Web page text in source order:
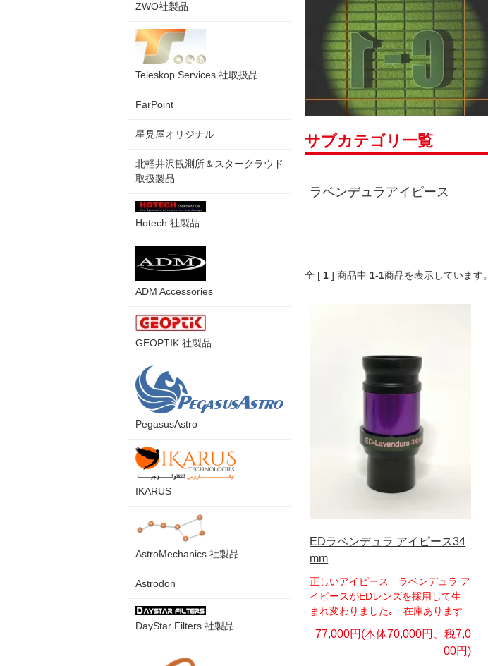
ZWO社製品
Teleskop Services 社取扱品
FarPoint
星見屋オリジナル
北軽井沢観測所＆スタークラウド
取扱製品
Hotech 社製品
ADM Accessories
GEOPTIK 社製品
PegasusAstro
IKARUS
AstroMechanics 社製品
Astrodon
DayStar Filters 社製品
サブカテゴリ一覧
ラベンデュラアイピース
全 [ 1 ] 商品中 1-1商品を表示しています。
EDラベンデュラ アイピース34
mm
正しいアイピース ラベンデュラ ア
イピースがEDレンズを採用して生
まれ変わりました｡ 在庫あります
77,000円(本体70,000円、税7,0
00円)